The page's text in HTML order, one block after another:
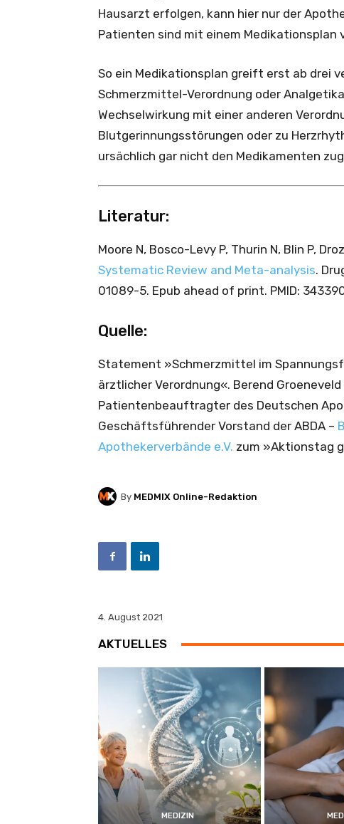
Hausarzt erfolgen, kann hier nur der
Patienten sind mit einem Medikationsplan
So ein Medikationsplan greift erst ab drei
Schmerzmittel-Verordnung oder
Wechselwirkung mit einer anderen
Blutgerinnungsstörungen oder zu
ursächlich gar nicht den Medikamenten
Literatur:
Moore N, Bosco-Levy P, Thurin N, Blin P,
Systematic Review and Meta-analysis.
01089-5. Epub ahead of print. PMID:
Quelle:
Statement »Schmerzmittel im
ärztlicher Verordnung«. Berend
Patientenbeauftragter des Deutschen
Geschäftsführender Vorstand der ABDA –
Apothekerverbände e.V. zum »Aktionstag
By MEDMIX Online-Redaktion
4. August 2021
AKTUELLES
MEDIZIN